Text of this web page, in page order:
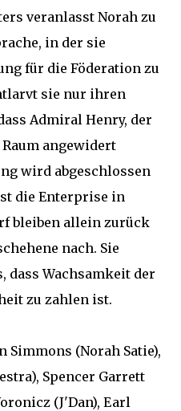
veranlasst Norah zu
in der sie
für die Föderation zu
sie nur ihren
Admiral Henry, der
angewidert
wird abgeschlossen
die Enterprise in
bleiben allein zurück
nach. Sie
dass Wachsamkeit der
zu zahlen ist.
Simmons (Norah Satie),
Spencer Garrett
(J'Dan), Earl